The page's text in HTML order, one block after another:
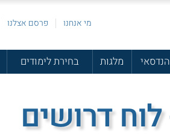
מי אנחנו פרסם אצלנו
הנדסאי מלגות בחירת לימודים
דרושים